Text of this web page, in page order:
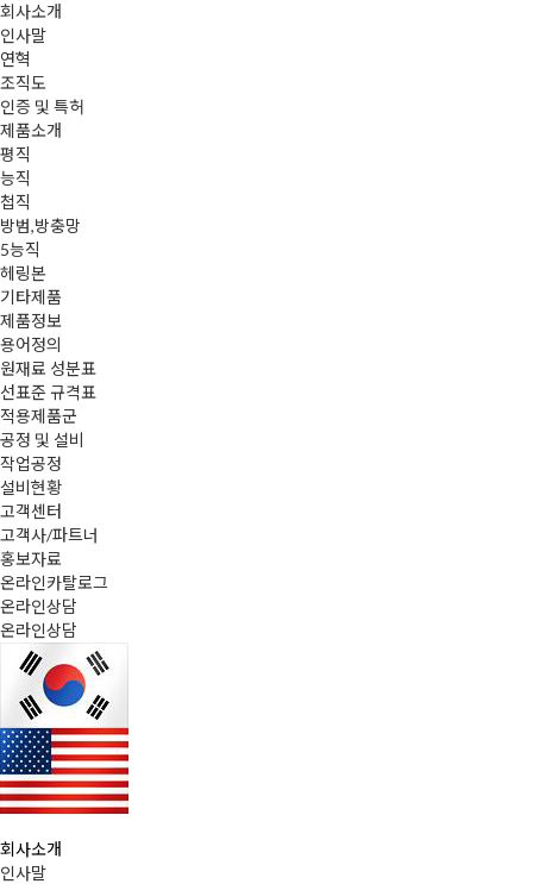
회사소개
인사말
연혁
조직도
인증 및 특허
제품소개
평직
능직
첩직
방범,방충망
5능직
헤링본
기타제품
제품정보
용어정의
원재료 성분표
선표준 규격표
적용제품군
공정 및 설비
작업공정
설비현황
고객센터
고객사/파트너
홍보자료
온라인카탈로그
온라인상담
온라인상담
회사소개
인사말
회사소개
온라인상담
제품소개
온라인상담
제품정보
온라인상담
공정 및 설비
온라인상담
고객센터
온라인상담